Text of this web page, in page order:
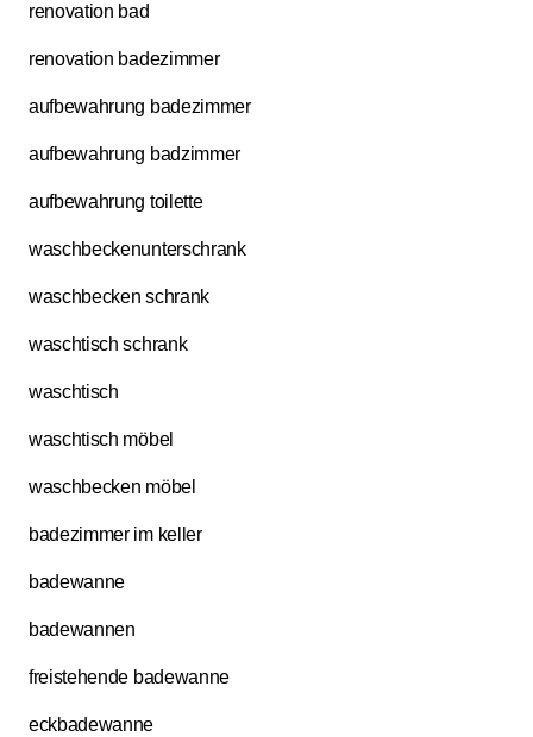
renovation bad
renovation badezimmer
aufbewahrung badezimmer
aufbewahrung badzimmer
aufbewahrung toilette
waschbeckenunterschrank
waschbecken schrank
waschtisch schrank
waschtisch
waschtisch möbel
waschbecken möbel
badezimmer im keller
badewanne
badewannen
freistehende badewanne
eckbadewanne